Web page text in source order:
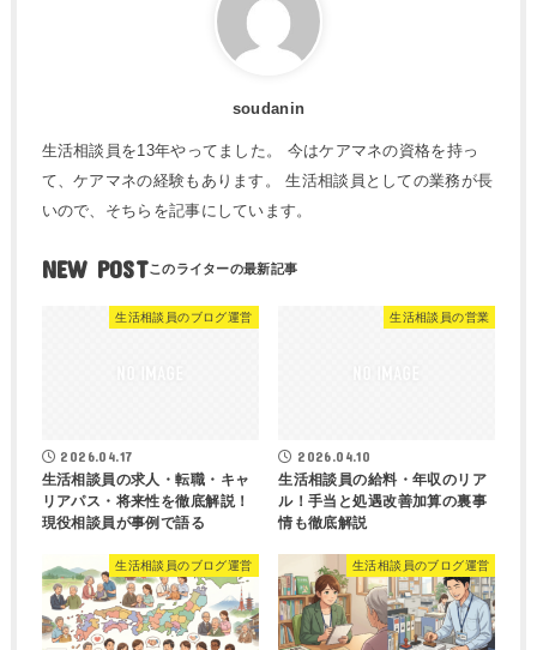
soudanin
生活相談員を13年やってました。 今はケアマネの資格を持っ
て、ケアマネの経験もあります。 生活相談員としての業務が長
いので、そちらを記事にしています。
NEW POST
生活相談員のブログ運営
2026.04.17
生活相談員の求人・転職・キャ
リアパス・将来性を徹底解説！
現役相談員が事例で語る
生活相談員の営業
2026.04.10
生活相談員の給料・年収のリア
ル！手当と処遇改善加算の裏事
情も徹底解説
生活相談員のブログ運営 生活相談員のブログ運営